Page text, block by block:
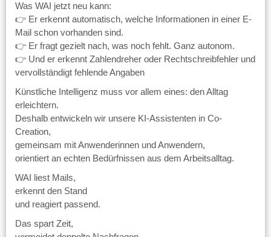
Was WAI jetzt neu kann:
👉 Er erkennt automatisch, welche Informationen in einer E-
Mail schon vorhanden sind.
👉 Er fragt gezielt nach, was noch fehlt. Ganz autonom.
👉 Und er erkennt Zahlendreher oder Rechtschreibfehler und
vervollständigt fehlende Angaben
Künstliche Intelligenz muss vor allem eines: den Alltag
erleichtern.
Deshalb entwickeln wir unsere KI-Assistenten in Co-
Creation,
gemeinsam mit Anwenderinnen und Anwendern,
orientiert an echten Bedürfnissen aus dem Arbeitsalltag.
WAI liest Mails,
erkennt den Stand
und reagiert passend.
Das spart Zeit,